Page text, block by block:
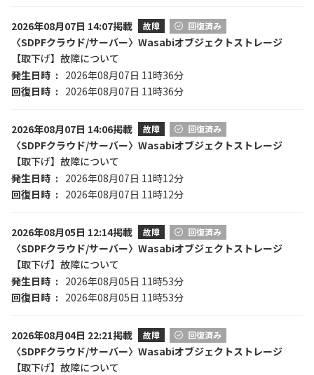
2026年08月07日 14:07掲載 故障 回復済み
〈SDPFクラウド/サーバー〉Wasabiオブジェクトストレージ
【取下げ】故障について
発生日時
2026年08月07日 11時36分
回復日時
2026年08月07日 11時36分
2026年08月07日 14:06掲載 故障 回復済み
〈SDPFクラウド/サーバー〉Wasabiオブジェクトストレージ
【取下げ】故障について
発生日時
2026年08月07日 11時12分
回復日時
2026年08月07日 11時12分
2026年08月05日 12:14掲載 故障 回復済み
〈SDPFクラウド/サーバー〉Wasabiオブジェクトストレージ
【取下げ】故障について
発生日時
2026年08月05日 11時53分
回復日時
2026年08月05日 11時53分
2026年08月04日 22:21掲載 故障 回復済み
〈SDPFクラウド/サーバー〉Wasabiオブジェクトストレージ
【取下げ】故障について